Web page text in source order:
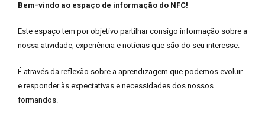
Bem-vindo ao espaço de informação do NFC!
Este espaço tem por objetivo partilhar consigo informação sobre a
nossa atividade, experiência e notícias que são do seu interesse.
É através da reflexão sobre a aprendizagem que podemos evoluir
e responder às expectativas e necessidades dos nossos
formandos.